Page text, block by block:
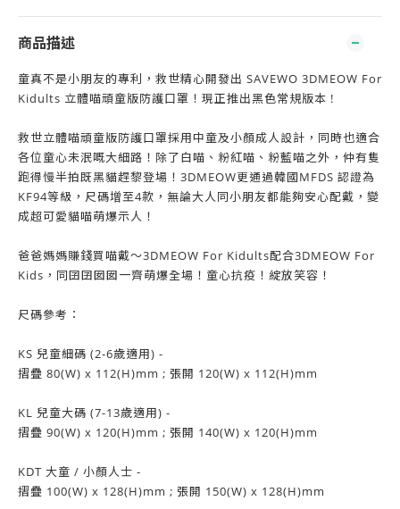
商品描述
童真不是小朋友的專利，救世精心開發出 SAVEWO 3DMEOW For
Kidults 立體喵頑童版防護口罩！現正推出黑色常規版本 !
救世立體喵頑童版防護口罩採用中童及小顏成人設計，同時也適合
各位童心未泯嘅大細路！除了白喵、粉紅喵、粉藍喵之外，仲有隻
跑得慢半拍既黑貓趕黎登場！3DMEOW更通過韓國MFDS 認證為
KF94等級，尺碼增至4款，無論大人同小朋友都能夠安心配戴，變
成超可愛貓喵萌爆示人！
爸爸媽媽賺錢買喵戴～3DMEOW For Kidults配合3DMEOW For
Kids，同囝囝囡囡一齊萌爆全場！童心抗疫！綻放笑容！
尺碼參考：
KS 兒童細碼 (2-6歲適用) -
摺疊 80(W) x 112(H)mm ; 張開 120(W) x 112(H)mm
KL 兒童大碼 (7-13歲適用) -
摺疊 90(W) x 120(H)mm ; 張開 140(W) x 120(H)mm
KDT 大童 / 小顏人士 -
摺疊 100(W) x 128(H)mm ; 張開 150(W) x 128(H)mm